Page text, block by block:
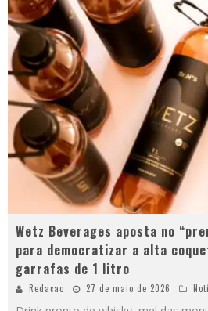
Wetz Beverages aposta no
para democratizar a alta
garrafas de 1 litro
Redacao 27 de maio de 2026